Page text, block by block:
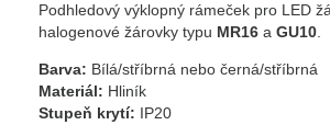
Podhledový výklopný rámeček pro LED
halogenové žárovky typu MR16 a GU10
Barva: Bílá/stříbrná nebo černá/stříbrná
Materiál: Hliník
Stupeň krytí: IP20